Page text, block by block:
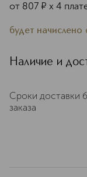
от 807 ¤ х 4
будет начислено
Наличие и
Сроки доставки
заказа